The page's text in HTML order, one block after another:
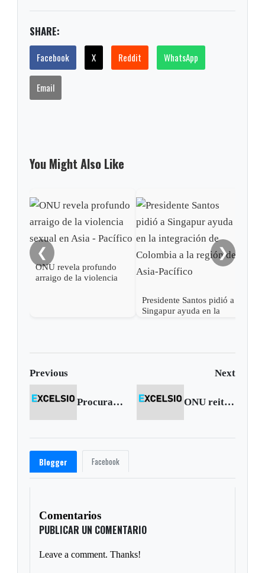
SHARE:
Facebook X Reddit WhatsApp
Email
You Might Also Like
❮
ONU revela profundo
arraigo de la violencia
Presidente Santos pidió a
Singapur ayuda en la
❯
Previous Next
Procurador respaldó decisión del Presidente sobre fallo de La Haya ONU reitera preocupación por salida de Venezuela de la CIDH
Blogger Facebook
Comentarios
PUBLICAR UN COMENTARIO
Leave a comment. Thanks!